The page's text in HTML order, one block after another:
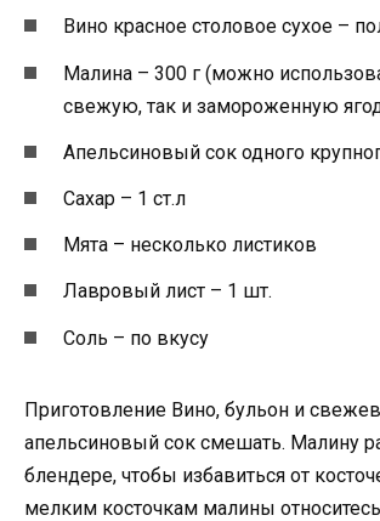
Вино красное столовое сухое –
Малина – 300 г (можно
свежую, так и замороженную
Апельсиновый сок одного
Сахар – 1 ст.л
Мята – несколько листиков
Лавровый лист – 1 шт.
Соль – по вкусу
Приготовление Вино, бульон и
апельсиновый сок смешать. Малину
блендере, чтобы избавиться от
мелким косточкам малины